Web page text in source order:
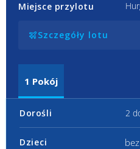
Miejsce przylotu
Szczegóły lotu
1 Pokój
Dorośli 2
Dzieci